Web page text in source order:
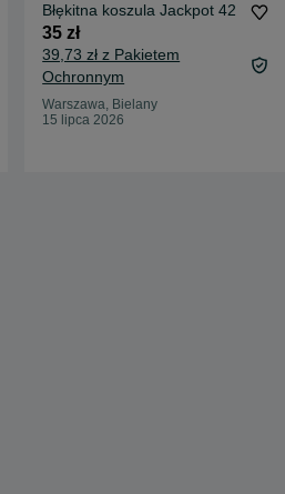
Błękitna koszula Jackpot 42
35 zł
39,73 zł z Pakietem
Ochronnym
Warszawa, Bielany
15 lipca 2026